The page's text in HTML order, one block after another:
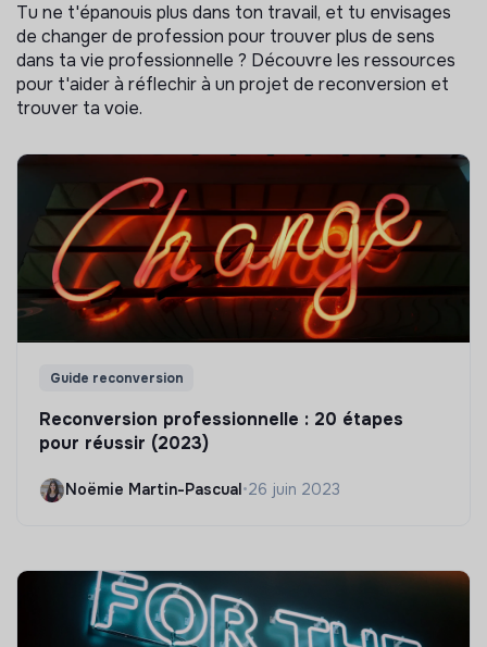
Tu ne t'épanouis plus dans ton travail, et tu envisages
de changer de profession pour trouver plus de sens
dans ta vie professionnelle ? Découvre les ressources
pour t'aider à réflechir à un projet de reconversion et
trouver ta voie.
Guide reconversion
Reconversion professionnelle : 20 étapes
pour réussir (2023)
Noëmie Martin-Pascual •26 juin 2023